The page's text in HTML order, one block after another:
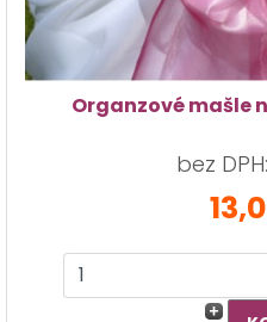
Organzové mašle
bez DPH: